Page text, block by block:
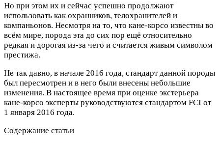
Но при этом их и сейчас успешно продолжают
использовать как охранников, телохранителей и
компаньонов. Несмотря на то, что кане-корсо известны во
всём мире, порода эта до сих пор ещё относительно
редкая и дорогая из-за чего и считается живым символом
престижа.
Не так давно, в начале 2016 года, стандарт данной породы
был пересмотрен и в него были внесены небольшие
изменения. В настоящее время при оценке экстерьера
кане-корсо эксперты руководствуются стандартом FCI от
1 января 2016 года.
Содержание статьи